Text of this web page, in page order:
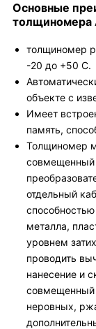
Основные
толщиномера
толщиномер
-20 до +50 С.
объекте с
Имеет
память,
Толщиномер
отдельный
металла,
уровнем
проводить
нанесение и
совмещенный
неровных,